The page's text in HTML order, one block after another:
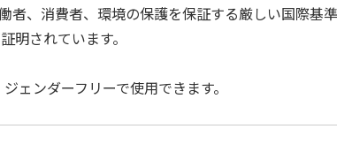
者、消費者、環境の保護を保証する厳しい国際基
明されています。
ェンダーフリーで使用できます。